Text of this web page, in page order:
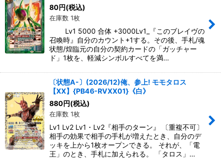
80 円(税込)
在庫数 1枚
Lv1 5000 合体 +3000Lv1_『このブレイヴの
召喚時』自分のカウント+1する。その後、手札/魂
状態/煌臨元の自分の契約カードの「ガッチャー
ド」1枚を、軽減シンボルすべてを満…
〔状態A-〕(2026/12)俺、参上! モモタロス
【XX】{PB46-RVXX01}《白》
880 円(税込)
在庫数 1枚
Lv1 Lv2 Lv1・Lv2『相手のターン』 〔重複不可〕
相手の効果で相手の手札が増えたとき、自分のデ
ッキを上から1枚オープンできる。 それが、「電
王」のとき、手札に加えられる。 「タロス」…